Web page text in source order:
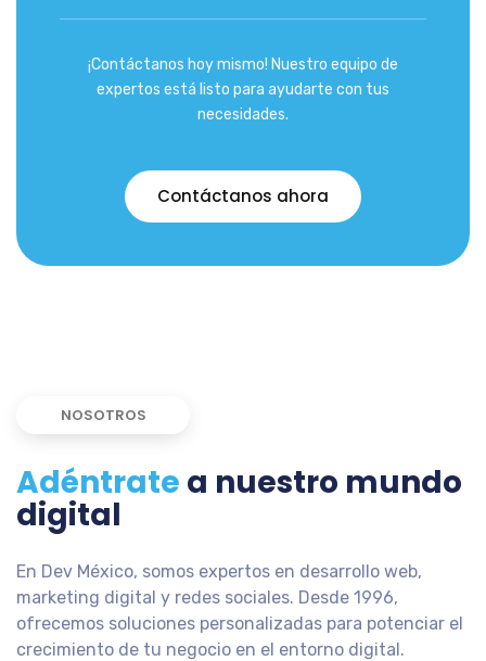
¡Contáctanos hoy mismo! Nuestro equipo de
expertos está listo para ayudarte con tus
necesidades.
Contáctanos ahora
NOSOTROS
Adéntrate a nuestro mundo
digital
En Dev México, somos expertos en desarrollo web,
marketing digital y redes sociales. Desde 1996,
ofrecemos soluciones personalizadas para potenciar el
crecimiento de tu negocio en el entorno digital.